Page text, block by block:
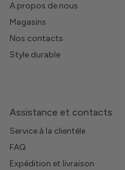
A propos de nous
Magasins
Nos contacts
Style durable
Assistance et contacts
Service à la clientèle
FAQ
Expédition et livraison